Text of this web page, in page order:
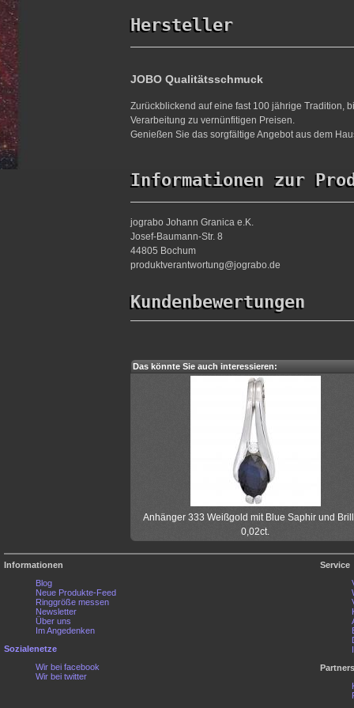
Hersteller
JOBO Qualitätsschmuck
Zurückblickend auf eine fast 100 jährige Tradition,
Verarbeitung zu vernünfitigen Preisen.
Genießen Sie das sorgfältige Angebot aus dem
Informationen zur
jograbo Johann Granica e.K.
Josef-Baumann-Str. 8
44805 Bochum
produktverantwortung@jograbo.de
Kundenbewertungen
Das könnte Sie auch interessieren:
Anhänger 333 Weißgold mit Blue Saphir und
0,02ct.
Informationen
Blog
Neue Produkte-Feed
Ringgröße messen
Newsletter
Über uns
Im Angedenken
Sozialenetze
Wir bei facebook
Wir bei twitter
Service